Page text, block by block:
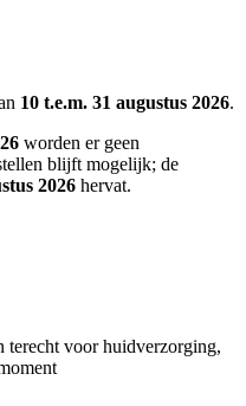
10 t.e.m. 31 augustus 2026.
worden er geen
blijft mogelijk; de
2026 hervat.
terecht voor huidverzorging,